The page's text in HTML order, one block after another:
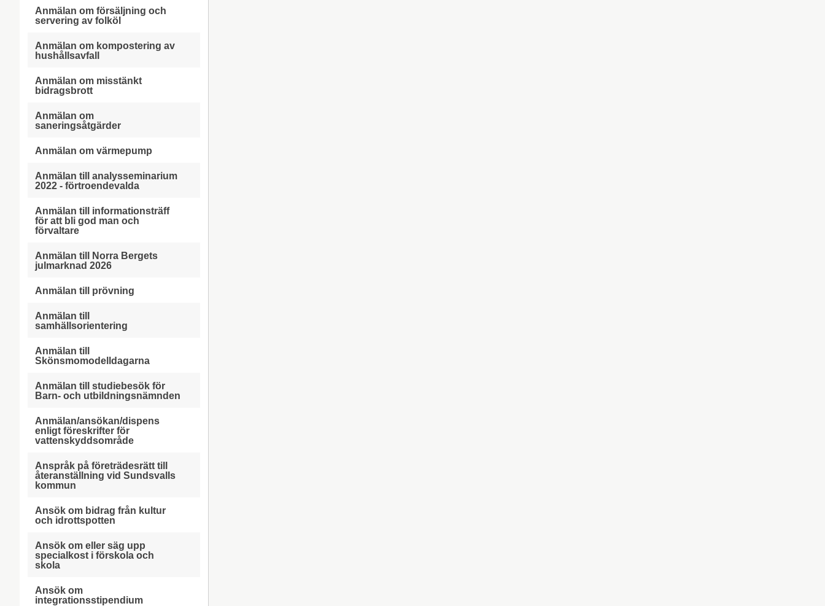
Anmälan om försäljning och
servering av folköl
Anmälan om kompostering av
hushållsavfall
Anmälan om misstänkt
bidragsbrott
Anmälan om
saneringsåtgärder
Anmälan om värmepump
Anmälan till analysseminarium
2022 - förtroendevalda
Anmälan till informationsträff
för att bli god man och
förvaltare
Anmälan till Norra Bergets
julmarknad 2026
Anmälan till prövning
Anmälan till
samhällsorientering
Anmälan till
Skönsmomodelldagarna
Anmälan till studiebesök för
Barn- och utbildningsnämnden
Anmälan/ansökan/dispens
enligt föreskrifter för
vattenskyddsområde
Anspråk på företrädesrätt till
återanställning vid Sundsvalls
kommun
Ansök om bidrag från kultur
och idrottspotten
Ansök om eller säg upp
specialkost i förskola och
skola
Ansök om
integrationsstipendium